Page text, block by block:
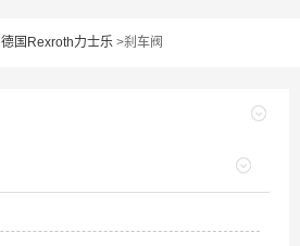
德国Rexroth力士乐 >刹车阀